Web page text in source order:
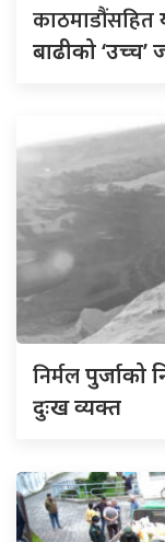
काठमाडौंसहित
बाढीको ‘उच्च’
निर्मलपुर्जाको
दुःख व्यक्त